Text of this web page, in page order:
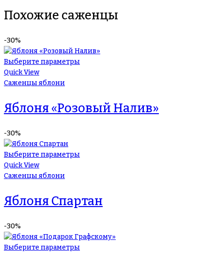
Похожие саженцы
-30%
Выберите параметры
Quick View
Саженцы яблони
Яблоня «Розовый Налив»
-30%
Выберите параметры
Quick View
Саженцы яблони
Яблоня Спартан
-30%
Выберите параметры